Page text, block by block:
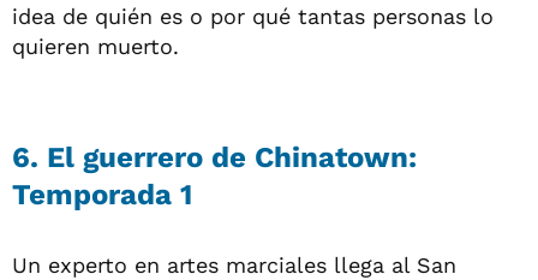
idea de quién es o por qué tantas personas lo
quieren muerto.
6. El guerrero de Chinatown:
Temporada 1
Un experto en artes marciales llega al San